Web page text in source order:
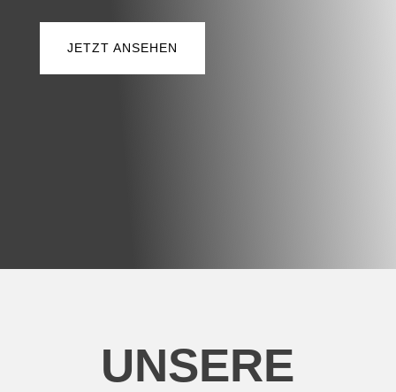
JETZT ANSEHEN
UNSERE